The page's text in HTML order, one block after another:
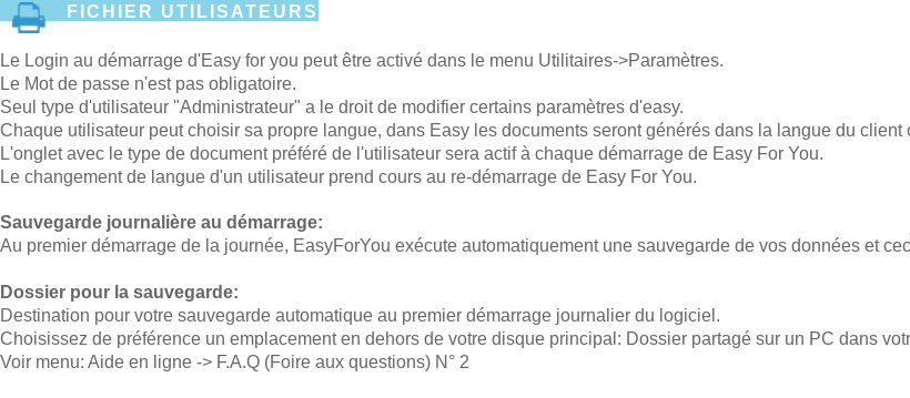
FICHIER UTILISATEURS
Le Login au démarrage d'Easy for you peut être activé dans le menu Utilitaires->Paramètres.
Le Mot de passe n'est pas obligatoire.
Seul type d'utilisateur "Administrateur" a le droit de modifier certains paramètres d'easy.
Chaque utilisateur peut choisir sa propre langue, dans Easy les documents seront générés dans la langue du client
L'onglet avec le type de document préféré de l'utilisateur sera actif à chaque démarrage de Easy For You.
Le changement de langue d'un utilisateur prend cours au re-démarrage de Easy For You.
Sauvegarde journalière au démarrage:
Au premier démarrage de la journée, EasyForYou exécute automatiquement une sauvegarde de vos données et
Dossier pour la sauvegarde:
Destination pour votre sauvegarde automatique au premier démarrage journalier du logiciel.
Choisissez de préférence un emplacement en dehors de votre disque principal: Dossier partagé sur un PC dans
Voir menu: Aide en ligne -> F.A.Q (Foire aux questions) N° 2